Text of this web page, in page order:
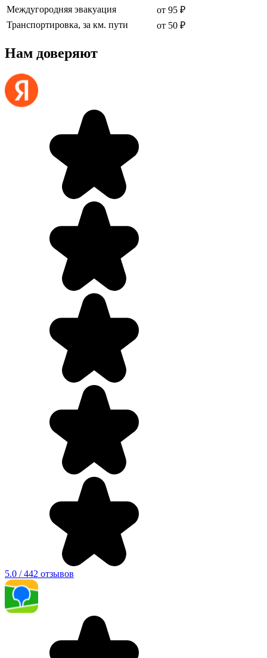
Междугородняя эвакуация
от 95 ₽
Транспортировка, за км. пути
от 50 ₽
Нам доверяют
5.0 / 442 отзывов